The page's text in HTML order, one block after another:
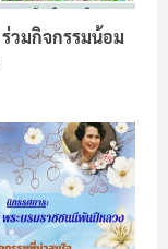
วมกิจกรรมน้อม